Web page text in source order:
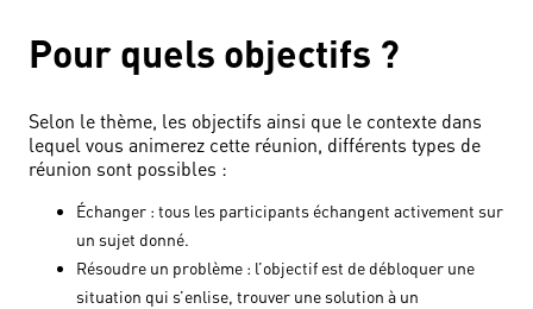
Pour quels objectifs ?
Selon le thème, les objectifs ainsi que le contexte dans
lequel vous animerez cette réunion, différents types de
réunion sont possibles :
Échanger : tous les participants échangent activement sur
un sujet donné.
Résoudre un problème : l’objectif est de débloquer une
situation qui s’enlise, trouver une solution à un